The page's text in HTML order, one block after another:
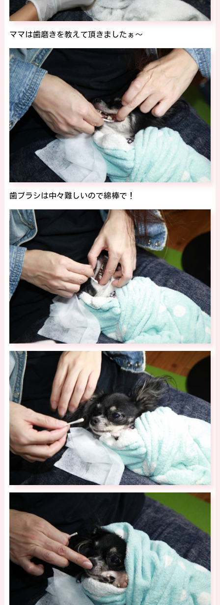
ママは歯磨きを教えて頂きましたぁ～
歯ブラシは中々難しいので綿棒で！